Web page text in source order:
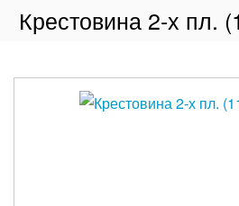
Крестовина 2-х пл.